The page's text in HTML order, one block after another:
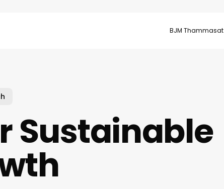
BJM Thammasat
Sustainable